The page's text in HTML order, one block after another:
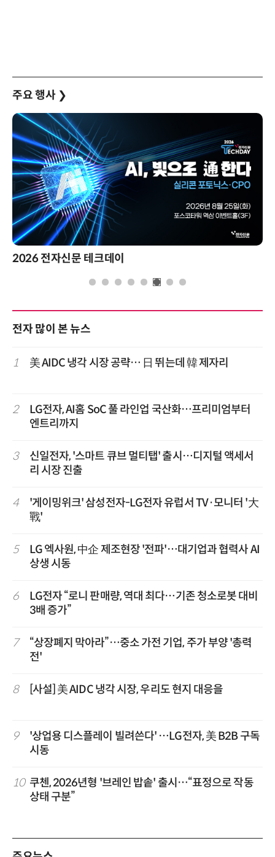
주요 행사 ❯
제8회 AI정부 혁신 콘퍼런스
전자 많이 본 뉴스
1 美 AIDC 냉각 시장 공략… 日 뛰는데 韓 제자리
2
LG전자, AI홈 SoC 풀 라인업 국산화…프리미엄부터
엔트리까지
3
신일전자, '스마트 큐브 멀티탭' 출시…디지털 액세서
리 시장 진출
4
'게이밍위크' 삼성전자-LG전자 유럽서 TV·모니터 '大
戰'
5
LG 엑사원, 中企 제조현장 '전파'…대기업과 협력사 AI
상생 시동
6
LG전자 “로니 판매량, 역대 최다…기존 청소로봇 대비
3배 증가”
7
“상장폐지 막아라”…중소 가전 기업, 주가 부양 '총력
전'
8 [사설] 美 AIDC 냉각 시장, 우리도 현지 대응을
9
'상업용 디스플레이 빌려쓴다' …LG전자, 美 B2B 구독
시동
10 쿠첸, 2026년형 '브레인 밥솥' 출시…“표정으로 작동
상태 구분”